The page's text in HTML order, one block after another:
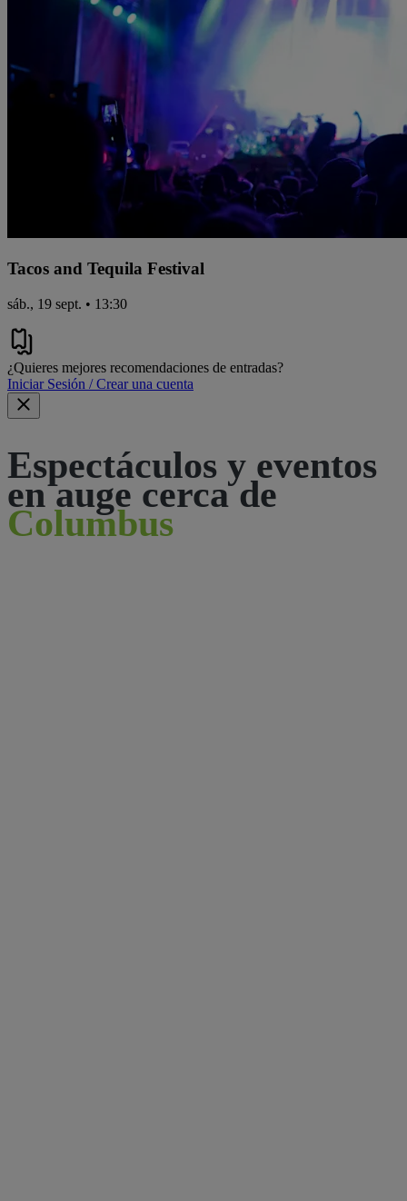
Tacos and Tequila Festival
sáb., 19 sept. • 13:30
¿Quieres mejores recomendaciones de entradas?
Iniciar Sesión / Crear una cuenta
Espectáculos y eventos
en auge cerca de
Columbus